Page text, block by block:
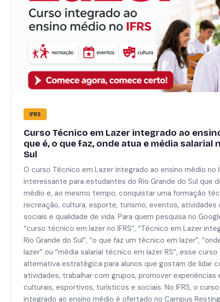
IFRS
Curso Técnico em Lazer integrado ao
que é, o que faz, onde atua e média salarial
Sul
O curso Técnico em Lazer integrado ao ensino médio no
interessante para estudantes do Rio Grande do Sul que
médio e, ao mesmo tempo, conquistar uma formação
recreação, cultura, esporte, turismo, eventos, atividades
sociais e qualidade de vida. Para quem pesquisa no
“curso técnico em lazer no IFRS”, “Técnico em Lazer
Rio Grande do Sul”, “o que faz um técnico em lazer”,
lazer” ou “média salarial técnico em lazer RS”, esse
alternativa estratégica para alunos que gostam de lidar
atividades, trabalhar com grupos, promover experiências
culturais, esportivos, turísticos e sociais. No IFRS, o
integrado ao ensino médio é ofertado no Campus